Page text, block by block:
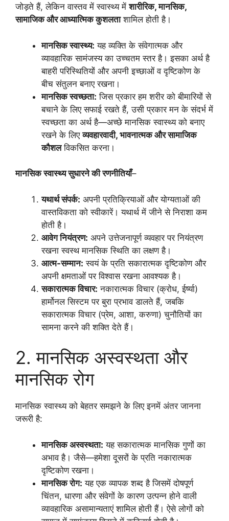
जोड़ते हैं, लेकिन वास्तव में स्वास्थ्य मेंशारीरिक, मानसिक,
सामाजिक और आध्यात्मिक कुशलताशामिल होती है।
मानसिक स्वास्थ्य: यह व्यक्ति के संवेगात्मक और
व्यावहारिक सामंजस्य का उच्चतम स्तर है। इसका अर्थ है
बाहरी परिस्थितियों और अपनी इच्छाओं व दृष्टिकोण के
बीच संतुलन बनाए रखना।
मानसिक स्वच्छता: जिस प्रकार हम शरीर को बीमारियों से
बचाने के लिए सफाई रखते हैं, उसी प्रकार मन के संदर्भ में
स्वच्छता का अर्थ है—अच्छे मानसिक स्वास्थ्य को बनाए
रखने के लिएव्यवहारवादी, भावनात्मक और सामाजिक
कौशलविकसित करना।
मानसिक स्वास्थ्य सुधारने की रणनीतियाँ–
यथार्थ संपर्क: अपनी प्रतिक्रियाओं और योग्यताओं की
वास्तविकता को स्वीकारें। यथार्थ में जीने से निराशा कम
होती है।
आवेग नियंत्रण: अपने उत्तेजनापूर्ण व्यवहार पर नियंत्रण
रखना स्वस्थ मानसिक स्थिति का लक्षण है।
आत्म-सम्मान: स्वयं के प्रति सकारात्मक दृष्टिकोण और
अपनी क्षमताओं पर विश्वास रखना आवश्यक है।
सकारात्मक विचार: नकारात्मक विचार (क्रोध, ईर्ष्या)
हार्मोनल सिस्टम पर बुरा प्रभाव डालते हैं, जबकि
सकारात्मक विचार (प्रेम, आशा, करुणा) चुनौतियों का
सामना करने की शक्ति देते हैं।
2. मानसिक अस्वस्थता और
मानसिक रोग
मानसिक स्वास्थ्य को बेहतर समझने के लिए इनमें अंतर जानना
जरूरी है:
मानसिक अस्वस्थता: यह सकारात्मक मानसिक गुणों का
अभाव है। जैसे—हमेशा दूसरों के प्रति नकारात्मक
दृष्टिकोण रखना।
मानसिक रोग: यह एक व्यापक शब्द है जिसमें दोषपूर्ण
चिंतन, धारणा और संवेगों के कारण उत्पन्न होने वाली
व्यावहारिक असामान्यताएं शामिल होती हैं। ऐसे लोगों को